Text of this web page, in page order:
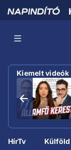
Kiemelt videók
HírTv Külföld